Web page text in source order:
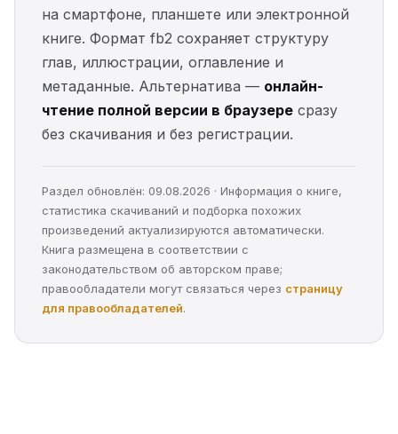
на смартфоне, планшете или электронной
книге. Формат fb2 сохраняет структуру
глав, иллюстрации, оглавление и
метаданные. Альтернатива — онлайн-
чтение полной версии в браузере сразу
без скачивания и без регистрации.
Раздел обновлён: 09.08.2026 · Информация о книге,
статистика скачиваний и подборка похожих
произведений актуализируются автоматически.
Книга размещена в соответствии с
законодательством об авторском праве;
правообладатели могут связаться через страницу
для правообладателей.